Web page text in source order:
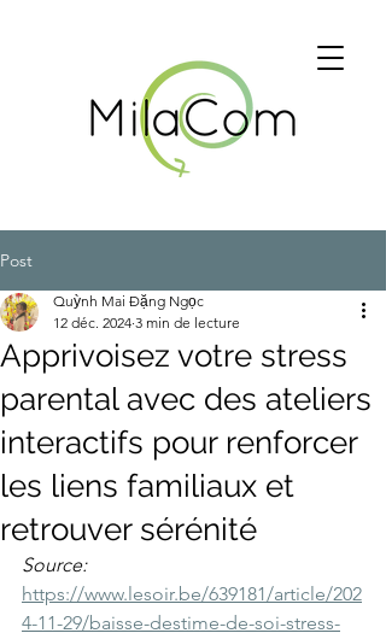
Post
Apprivoisez votre stress
parental avec des ateliers
interactifs pour renforcer
les liens familiaux et
retrouver sérénité
Quỳnh Mai Đặng Ngọc
12 déc. 2024 3 min de lecture
Source:
https://www.lesoir.be/639181/article/202
4-11-29/baisse-destime-de-soi-stress-